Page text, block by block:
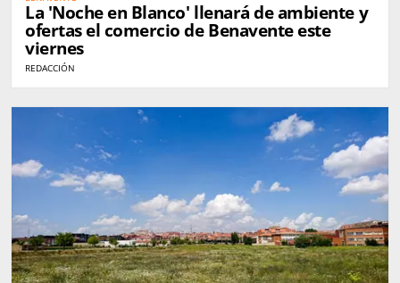
La 'Noche en Blanco' llenará de ambiente y
ofertas el comercio de Benavente este
viernes
REDACCIÓN